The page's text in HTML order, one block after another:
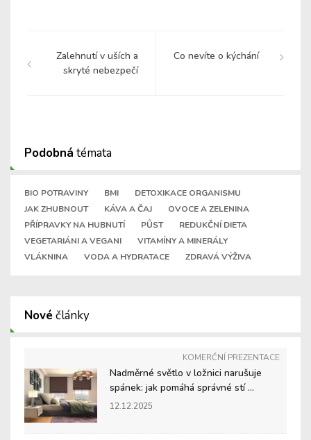
Zalehnutí v uších a
skryté nebezpečí
Co nevíte o kýchání
Podobná témata
BIO POTRAVINY BMI
DETOXIKACE ORGANISMU
JAK ZHUBNOUT
KÁVA A ČAJ
OVOCE A ZELENINA
PŘÍPRAVKY NA HUBNUTÍ
PŮST
REDUKČNÍ DIETA
VEGETARIÁNI A VEGANI
VITAMÍNY A MINERÁLY
VLÁKNINA
VODA A HYDRATACE ZDRAVÁ VÝŽIVA
Nové články
KOMERČNÍ PREZENTACE
Nadměrné světlo v ložnici narušuje
spánek: jak pomáhá správné stí ...
12.12.2025